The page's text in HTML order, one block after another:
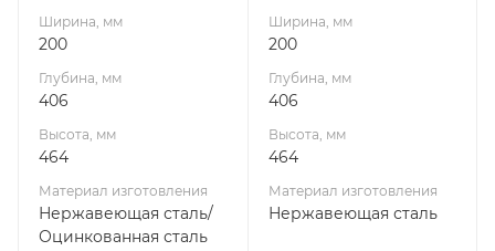
УМК
Ширина, мм
200
Глубина, мм
406
Высота, мм
464
Материал изготовления
Нержавеющая сталь/
Оцинкованная сталь
Ширина, мм
200
Глубина, мм
406
Высота, мм
464
Материал изготовления
Нержавеющая сталь